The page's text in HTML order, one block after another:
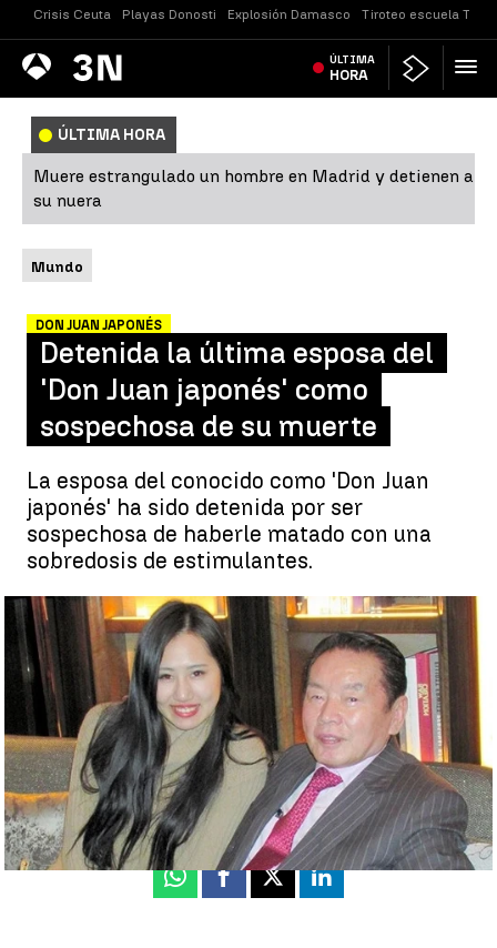
Crisis Ceuta Playas Donosti Explosión Damasco Tiroteo escuela
Antena
3 Noticias ÚLTIMA
HORA
ÚLTIMA HORA
Muere estrangulado un hombre en Madrid y detienen a
su nuera
Mundo
DON JUAN JAPONÉS
Detenida la última esposa del
'Don Juan japonés' como
sospechosa de su muerte
La esposa del conocido como 'Don Juan
japonés' ha sido detenida por ser
sospechosa de haberle matado con una
sobredosis de estimulantes.
Detenida la última esposa del 'Don Juan japonés' como
sospechosa de su muerte |
Irina Parra |Susana Román
Actualizado:25 de mayo de 2021, 20:27
Publicado:25 de mayo de 2021, 19:16
Whatsapp
Facebook
X Linkedin